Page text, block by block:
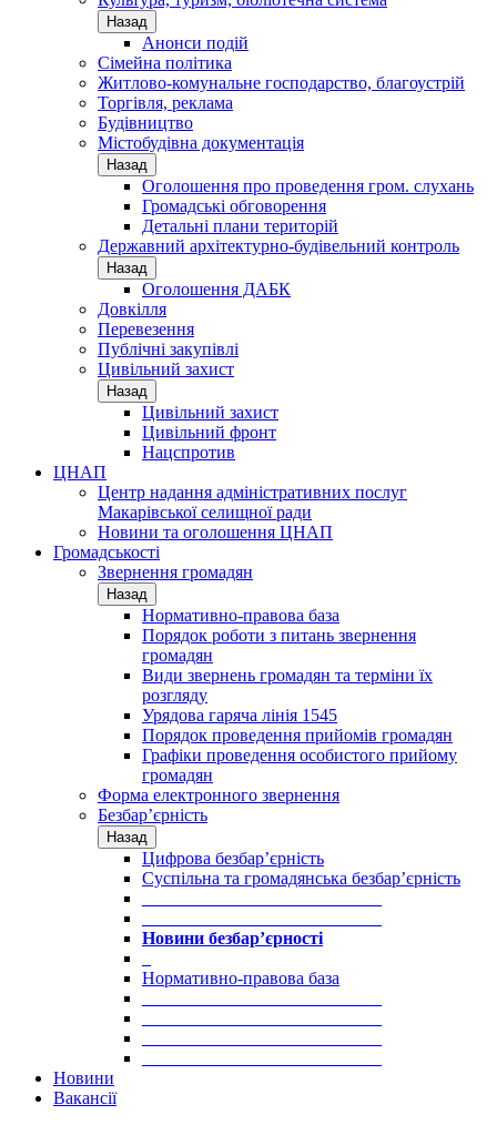
Назад
Анонси подій
Сімейна політика
Житлово-комунальне господарство, благоустрій
Торгівля, реклама
Будівництво
Містобудівна документація
Назад
Оголошення про проведення гром. слухань
Громадські обговорення
Детальні плани територій
Державний архітектурно-будівельний контроль
Назад
Оголошення ДАБК
Довкілля
Перевезення
Публічні закупівлі
Цивільний захист
Назад
Цивільний захист
Цивільний фронт
Нацспротив
ЦНАП
Центр надання адміністративних послуг
Макарівської селищної ради
Новини та оголошення ЦНАП
Громадськості
Звернення громадян
Назад
Нормативно-правова база
Порядок роботи з питань звернення
громадян
Види звернень громадян та терміни їх
розгляду
Урядова гаряча лінія 1545
Порядок проведення прийомів громадян
Графіки проведення особистого прийому
громадян
Форма електронного звернення
Безбар’єрність
Назад
Цифрова безбар’єрність
Суспільна та громадянська безбар’єрність
Новини безбар’єрності
Нормативно-правова база
Новини
Вакансії